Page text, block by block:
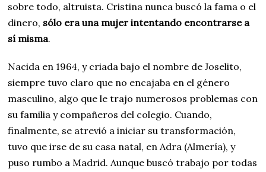
sobre todo, altruista. Cristina nunca buscó la fama o el
dinero, sólo era una mujer intentando encontrarse a
sí misma.
Nacida en 1964, y criada bajo el nombre de Joselito,
siempre tuvo claro que no encajaba en el género
masculino, algo que le trajo numerosos problemas con
su familia y compañeros del colegio. Cuando,
finalmente, se atrevió a iniciar su transformación,
tuvo que irse de su casa natal, en Adra (Almería), y
puso rumbo a Madrid. Aunque buscó trabajo por todas